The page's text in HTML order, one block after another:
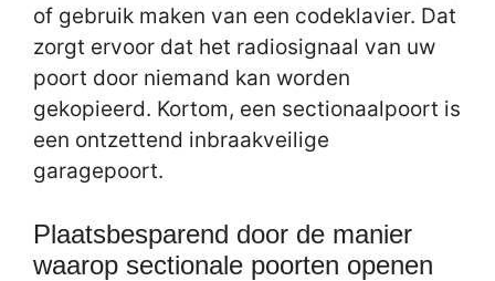
of gebruik maken van een codeklavier. Dat
zorgt ervoor dat het radiosignaal van uw
poort door niemand kan worden
gekopieerd. Kortom, een sectionaalpoort is
een ontzettend inbraakveilige
garagepoort.
Plaatsbesparend door de manier
waarop sectionale poorten openen